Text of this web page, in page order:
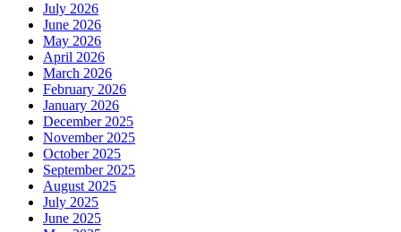
July 2026
June 2026
May 2026
April 2026
March 2026
February 2026
January 2026
December 2025
November 2025
October 2025
September 2025
August 2025
July 2025
June 2025